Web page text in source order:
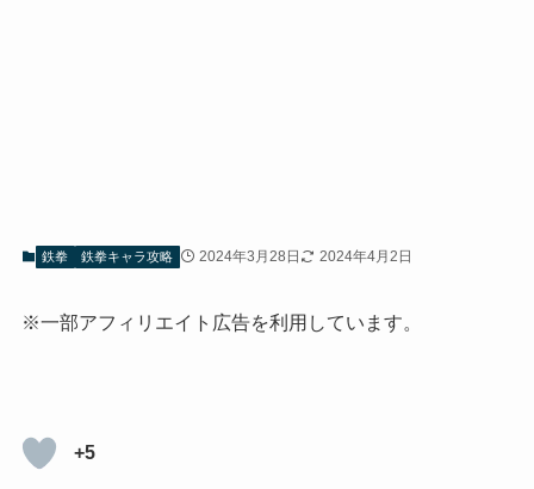
鉄拳 鉄拳キャラ攻略 2024年3月28日 2024年4月2日
※一部アフィリエイト広告を利用しています。
+5